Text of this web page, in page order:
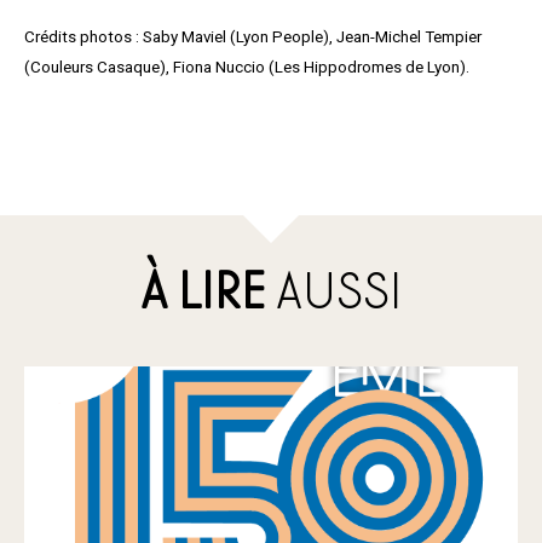
Crédits photos : Saby Maviel (Lyon People), Jean-Michel Tempier
(Couleurs Casaque), Fiona Nuccio (Les Hippodromes de Lyon).
À LIREAUSSI